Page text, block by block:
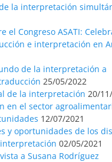
la interpretación
el Congreso ASATI:
e interpretación en
de la interpretación a
25/05/2022
de la interpretación 20/
en el sector
12/07/2021
y oportunidades de los
02/05/2021
a Susana Rodríguez